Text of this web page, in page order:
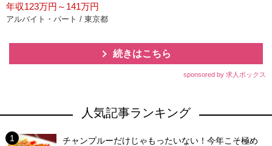
年収123万円～141万円
アルバイト・パート / 東京都
続きはこちら
sponsored by 求人ボックス
人気記事ランキング
チャンプルーだけじゃもったいない！今年こそ極め